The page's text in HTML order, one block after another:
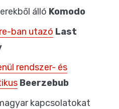
álló Komodo
ban utazó Last
rendszer- és
Beerzebub
kapcsolatokat